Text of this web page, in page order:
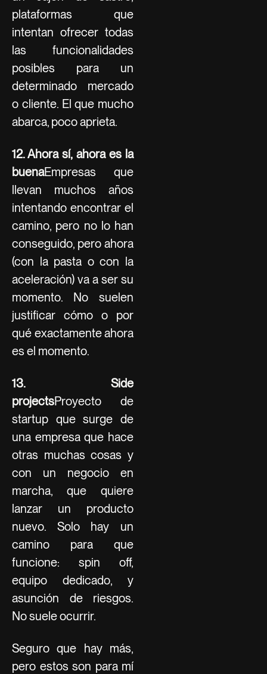
plataformas que
intentan ofrecer todas
las funcionalidades
posibles para un
determinado mercado
o cliente. El que mucho
abarca, poco aprieta.
12. Ahora sí, ahora es la
buenaEmpresas que
llevan muchos años
intentando encontrar el
camino, pero no lo han
conseguido, pero ahora
(con la pasta o con la
aceleración) va a ser su
momento. No suelen
justificar cómo o por
qué exactamente ahora
es el momento.
13. Side
projectsProyecto de
startup que surge de
una empresa que hace
otras muchas cosas y
con un negocio en
marcha, que quiere
lanzar un producto
nuevo. Solo hay un
camino para que
funcione: spin off,
equipo dedicado, y
asunción de riesgos.
No suele ocurrir.
Seguro que hay más,
pero estos son para mí